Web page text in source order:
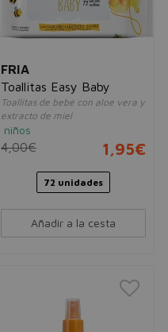
FRIA
Toallitas Easy Baby
Toallitas de bebé con aloe vera y
extracto de miel
niños
4,00€ 1,95€
72 unidades
Añadir a la cesta